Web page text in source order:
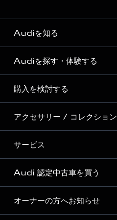
Audiを知る
Audi ブランド
Story of Progress
Audi Sport
Formula 1®
デジタルサービス
Audiを探す・体験する
ディーラー検索
新車在庫検索
試乗車・展示車検索
見積り依頼
試乗予約
購入を検討する
モデル一覧
特別仕様モデル / 限定モデル
e-tronラインアップ
価格シミュレーション
車両比較
アクセサリー / コレクション
純正アクセサリー
オンラインショップ
Audi collection
アウディナビアプリ
サービス
サービス入庫予約
サービスプログラム
メンテナンス
Audi 認定中古車を買う
Audi認定中古車
オーナーの方へお知らせ